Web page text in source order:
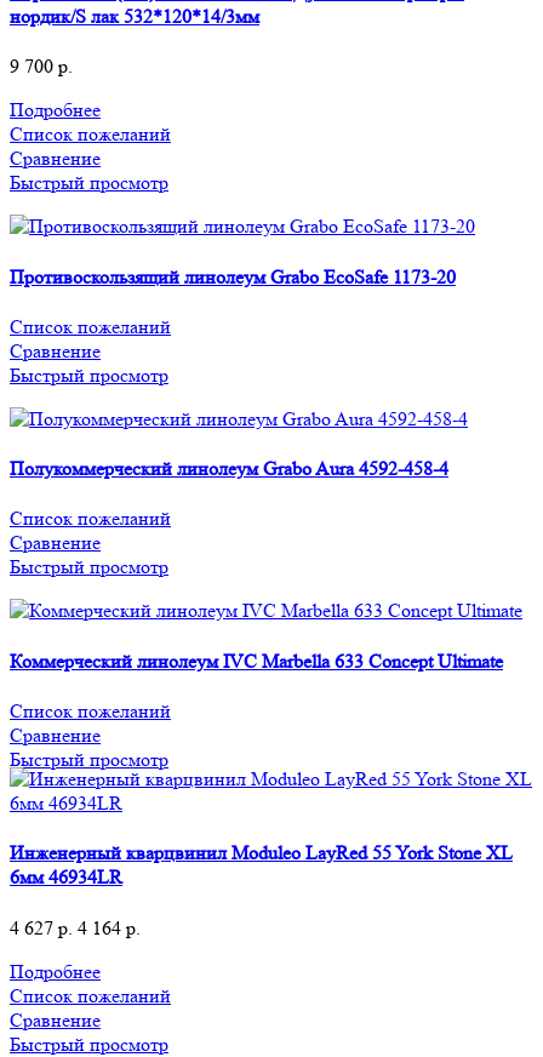
нордик/S лак 532*120*14/3мм
9 700 р.
Подробнее
Список пожеланий
Сравнение
Быстрый просмотр
Противоскользящий линолеум Grabo EcoSafe 1173-20
Список пожеланий
Сравнение
Быстрый просмотр
Полукоммерческий линолеум Grabo Aura 4592-458-4
Список пожеланий
Сравнение
Быстрый просмотр
Коммерческий линолеум IVC Marbella 633 Concept Ultimate
Список пожеланий
Сравнение
Быстрый просмотр
Инженерный кварцвинил Moduleo LayRed 55 York Stone XL
6мм 46934LR
4 627 р. 4 164 р.
Подробнее
Список пожеланий
Сравнение
Быстрый просмотр